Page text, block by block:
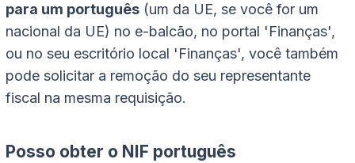
para um português (um da UE, se você for um
nacional da UE) no e-balcão, no portal 'Finanças',
ou no seu escritório local 'Finanças', você também
pode solicitar a remoção do seu representante
fiscal na mesma requisição.
Posso obter o NIF português